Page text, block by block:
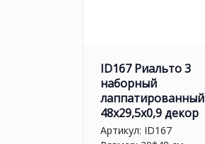
ID167 Риальто 3
наборный
лаппатированный
48x29,5x0,9 декор
Артикул: ID167